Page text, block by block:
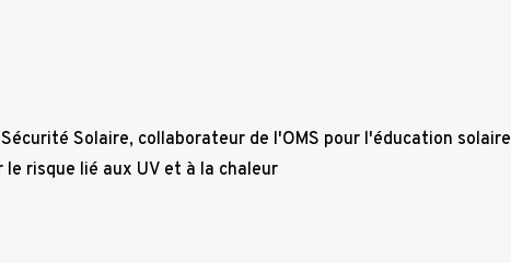
Solaire, collaborateur de l'OMS pour l'éducation solaire
risque lié aux UV et à la chaleur